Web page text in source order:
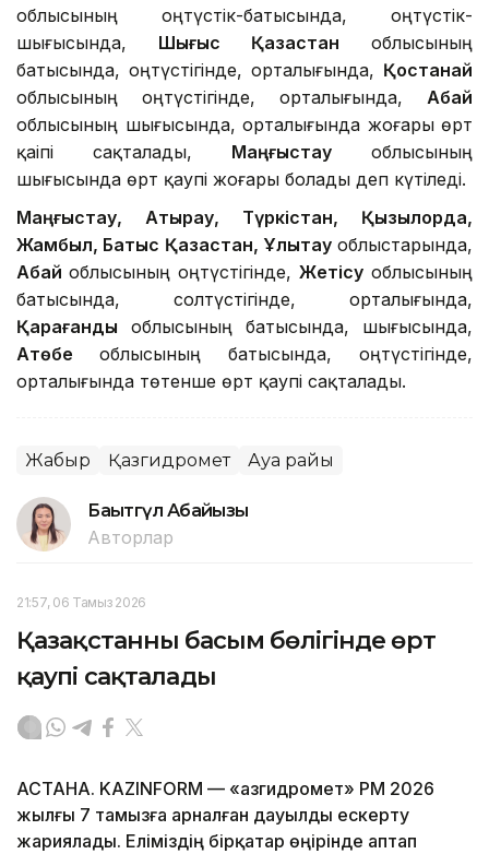
облысының оңтүстік-батысында, оңтүстік-
шығысында, Шығыс Қазақстан облысының
батысында, оңтүстігінде, орталығында, Қостанай
облысының оңтүстігінде, орталығында, Абай
облысының шығысында, орталығында жоғары өрт
қаіпі сақталады, Маңғыстау облысының
шығысында өрт қаупі жоғары болады деп күтіледі.
Маңғыстау, Атырау, Түркістан, Қызылорда,
Жамбыл, Батыс Қазақстан, Ұлытауоблыстарында,
Абай облысының оңтүстігінде, Жетісу облысының
батысында, солтүстігінде, орталығында,
Қарағанды облысының батысында, шығысында,
Ақтөбе облысының батысында, оңтүстігінде,
орталығында төтенше өрт қаупі сақталады.
Жаңбыр Қазгидромет Ауа райы
Бақытгүл Абайқызы
Авторлар
21:57, 06 Тамыз 2026
Қазақстанның басым бөлігінде өрт
қаупі сақталады
АСТАНА. KAZINFORM — «Қазгидромет» РМҚ 2026
жылғы 7 тамызға арналған дауылды ескерту
жариялады. Еліміздің бірқатар өңірінде аптап